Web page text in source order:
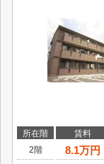
所在階 賃料
2階
8.1万円